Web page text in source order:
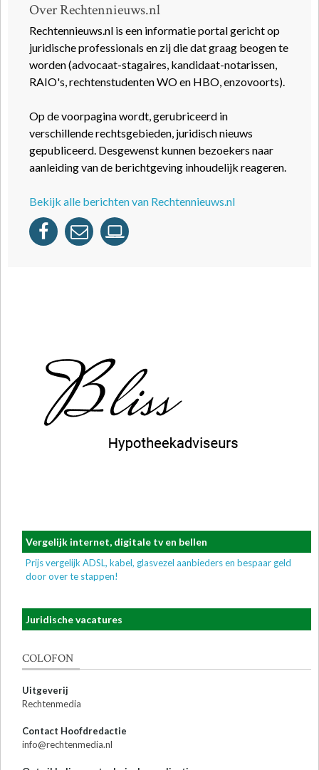
Over Rechtennieuws.nl
Rechtennieuws.nl is een informatie portal gericht op
juridische professionals en zij die dat graag beogen te
worden (advocaat-stagaires, kandidaat-notarissen,
RAIO's, rechtenstudenten WO en HBO, enzovoorts).
Op de voorpagina wordt, gerubriceerd in
verschillende rechtsgebieden, juridisch nieuws
gepubliceerd. Desgewenst kunnen bezoekers naar
aanleiding van de berichtgeving inhoudelijk reageren.
Bekijk alle berichten van Rechtennieuws.nl
Vergelijk internet, digitale tv en bellen
Prijs vergelijk ADSL, kabel, glasvezel aanbieders en bespaar geld
door over te stappen!
Juridische vacatures
COLOFON
Uitgeverij
Rechtenmedia
Contact Hoofdredactie
info@rechtenmedia.nl